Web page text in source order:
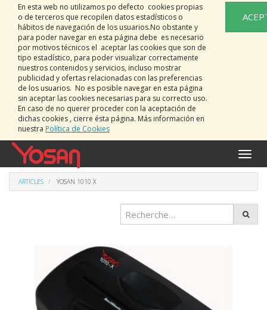
En esta web no utilizamos po defecto cookies propias
o de terceros que recopilen datos estadísticos o
hábitos de navegación de los usuarios.No obstante y
para poder navegar en esta página debe es necesario
por motivos técnicos el aceptar las cookies que son de
tipo estadístico, para poder visualizar correctamente
nuestros contenidos y servicios, incluso mostrar
publicidad y ofertas relacionadas con las preferencias
de los usuarios. No es posible navegar en esta página
sin aceptar las cookies necesarias para su correcto uso.
En caso de no querer proceder con la aceptación de
dichas cookies , cierre ésta página. Más información en
nuestra Política de Cookies
la
ARTICLES YOSAN 1010 X